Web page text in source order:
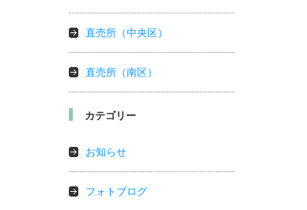
直売所（中央区）
直売所（南区）
カテゴリー
お知らせ
フォトブログ